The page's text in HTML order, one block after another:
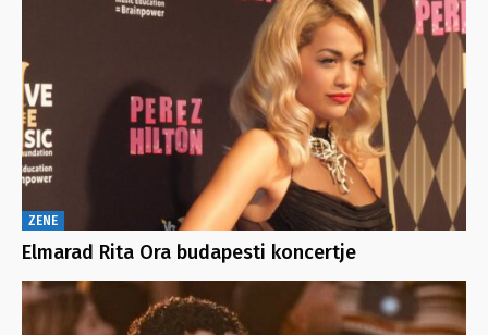
ZENE
Elmarad Rita Ora budapesti koncertje